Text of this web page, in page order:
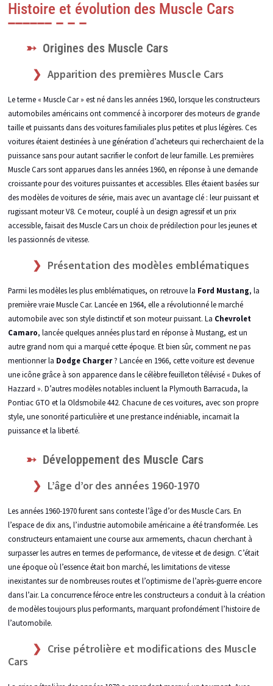
Histoire et évolution des Muscle Cars
Origines des Muscle Cars
Apparition des premières Muscle Cars
Le terme « Muscle Car » est né dans les années 1960, lorsque les constructeurs
automobiles américains ont commencé à incorporer des moteurs de grande
taille et puissants dans des voitures familiales plus petites et plus légères. Ces
voitures étaient destinées à une génération d’acheteurs qui recherchaient de la
puissance sans pour autant sacrifier le confort de leur famille. Les premières
Muscle Cars sont apparues dans les années 1960, en réponse à une demande
croissante pour des voitures puissantes et accessibles. Elles étaient basées sur
des modèles de voitures de série, mais avec un avantage clé : leur puissant et
rugissant moteur V8. Ce moteur, couplé à un design agressif et un prix
accessible, faisait des Muscle Cars un choix de prédilection pour les jeunes et
les passionnés de vitesse.
Présentation des modèles emblématiques
Parmi les modèles les plus emblématiques, on retrouve la Ford Mustang, la
première vraie Muscle Car. Lancée en 1964, elle a révolutionné le marché
automobile avec son style distinctif et son moteur puissant. La Chevrolet
Camaro, lancée quelques années plus tard en réponse à Mustang, est un
autre grand nom qui a marqué cette époque. Et bien sûr, comment ne pas
mentionner la Dodge Charger? Lancée en 1966, cette voiture est devenue
une icône grâce à son apparence dans le célèbre feuilleton télévisé « Dukes of
Hazzard ». D’autres modèles notables incluent la Plymouth Barracuda, la
Pontiac GTO et la Oldsmobile 442. Chacune de ces voitures, avec son propre
style, une sonorité particulière et une prestance indéniable, incarnait la
puissance et la liberté.
Développement des Muscle Cars
L’âge d’or des années 1960-1970
Les années 1960-1970 furent sans conteste l’âge d’or des Muscle Cars. En
l’espace de dix ans, l’industrie automobile américaine a été transformée. Les
constructeurs entamaient une course aux armements, chacun cherchant à
surpasser les autres en termes de performance, de vitesse et de design. C’était
une époque où l’essence était bon marché, les limitations de vitesse
inexistantes sur de nombreuses routes et l’optimisme de l’après-guerre encore
dans l’air. La concurrence féroce entre les constructeurs a conduit à la création
de modèles toujours plus performants, marquant profondément l’histoire de
l’automobile.
Crise pétrolière et modifications des Muscle
Cars